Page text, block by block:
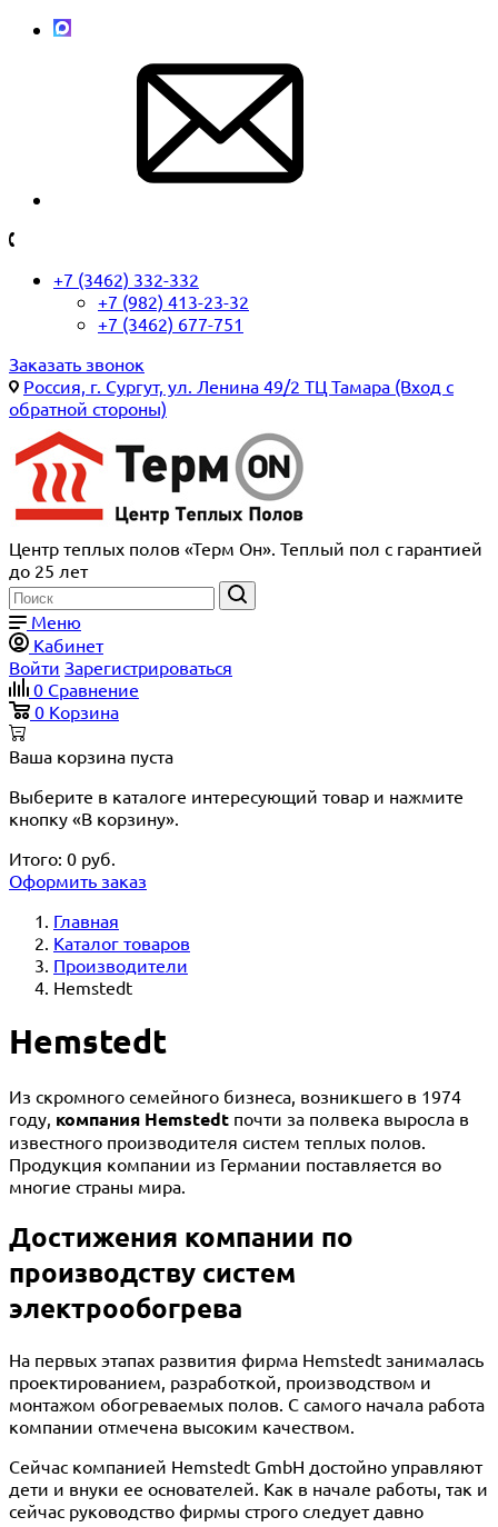
+7 (3462) 332-332
+7 (982) 413-23-32
+7 (3462) 677-751
Заказать звонок
Россия, г. Сургут, ул. Ленина 49/2 ТЦ Тамара (Вход с
обратной стороны)
Центр теплых полов «Терм Он». Теплый пол с гарантией
до 25 лет
Меню
Кабинет
Войти Зарегистрироваться
0 Сравнение
0 Корзина
Ваша корзина пуста
Выберите в каталоге интересующий товар и нажмите
кнопку «В корзину».
Итого: 0 руб.
Оформить заказ
Главная
Каталог товаров
Производители
Hemstedt
Hemstedt
Из скромного семейного бизнеса, возникшего в 1974
году, компания Hemstedt почти за полвека выросла в
известного производителя систем теплых полов.
Продукция компании из Германии поставляется во
многие страны мира.
Достижения компании по
производству систем
электрообогрева
На первых этапах развития фирма Hemstedt занималась
проектированием, разработкой, производством и
монтажом обогреваемых полов. С самого начала работа
компании отмечена высоким качеством.
Сейчас компанией Hemstedt GmbH достойно управляют
дети и внуки ее основателей. Как в начале работы, так и
сейчас руководство фирмы строго следует давно